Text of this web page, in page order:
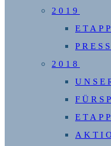
2019
2018